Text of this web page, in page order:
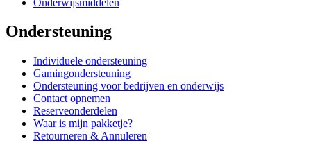
Ondersteuning
Individuele ondersteuning
Gamingondersteuning
Ondersteuning voor bedrijven en onderwijs
Contact opnemen
Reserveonderdelen
Waar is mijn pakketje?
Retourneren & Annuleren